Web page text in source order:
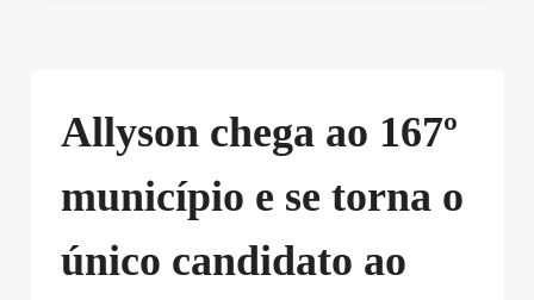
Allyson chega ao 167º
município e se torna o
único candidato ao